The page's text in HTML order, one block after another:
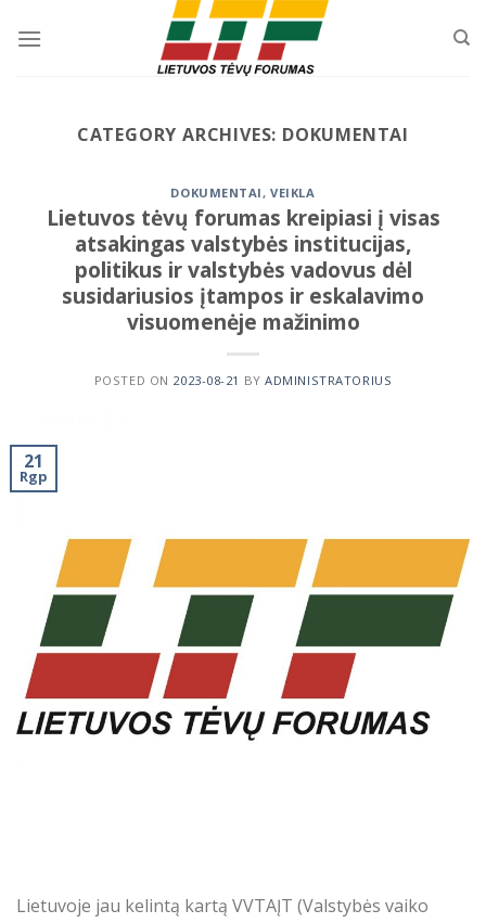
CATEGORY ARCHIVES: DOKUMENTAI
DOKUMENTAI,VEIKLA
Lietuvos tėvų forumas kreipiasi į visas
atsakingas valstybės institucijas,
politikus ir valstybės vadovus dėl
susidariusios įtampos ir eskalavimo
visuomenėje mažinimo
POSTED ON 2023-08-21 BYADMINISTRATORIUS
21
Rgp
Lietuvoje jau kelintą kartą VVTAĮT (Valstybės vaiko